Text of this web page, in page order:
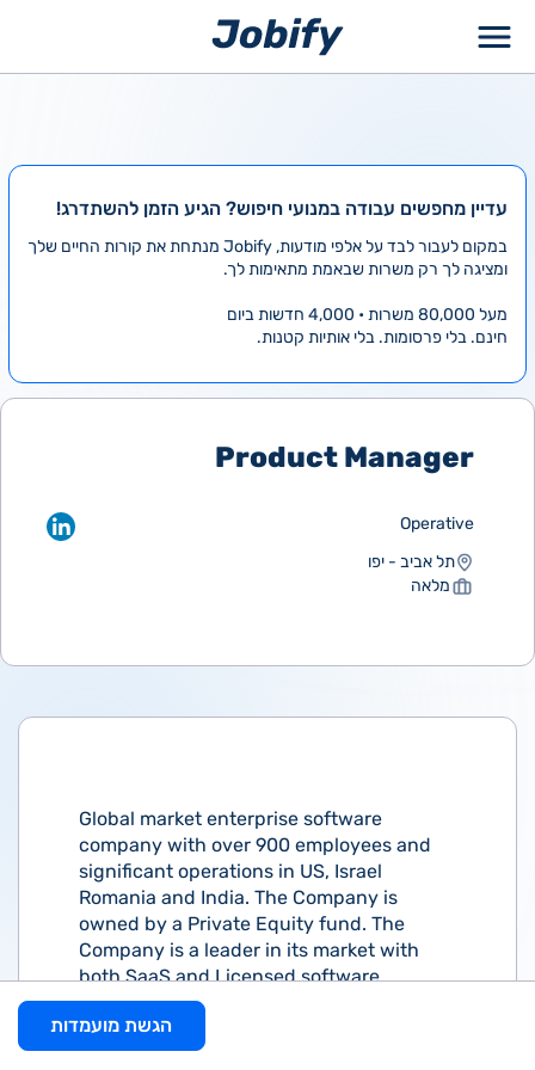
עדיין מחפשים עבודה במנועי חיפוש? הגיע הזמן להשתדרג!
במקום לעבור לבד על אלפי מודעות, Jobify מנתחת את קורות החיים שלך
ומציגה לך רק משרות שבאמת מתאימות לך.
מעל 80,000 משרות • 4,000 חדשות ביום
חינם. בלי פרסומות. בלי אותיות קטנות.
Product Manager
Operative
תל אביב - יפו
מלאה
Global market enterprise software
company with over 900 employees and
significant operations in US, Israel
Romania and India. The Company is
owned by a Private Equity fund. The
Company is a leader in its market with
both SaaS and Licensed software
products and is involved in a very
dynamic industry with a high degree of
innovation. The company plans to
הגשת מועמדות